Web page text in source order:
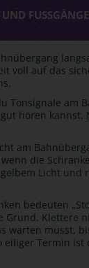
FUSSGÄNGER
voll auf das
Tonsignale am
hören kannst.
am
die
Licht und
bedeuten
Grund. Klettere
warten musst,
eiliger Termin ist